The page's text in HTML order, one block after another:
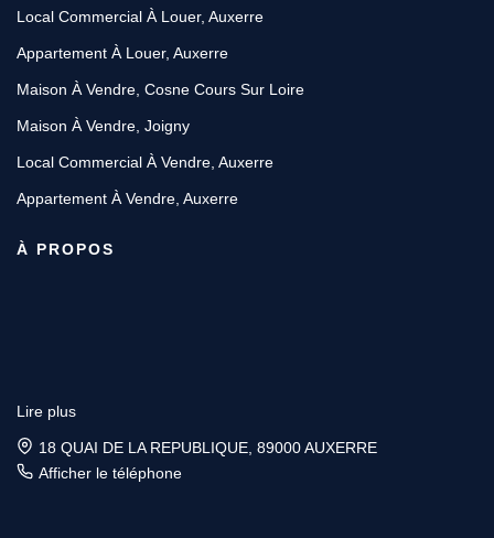
Local Commercial À Louer, Auxerre
Appartement À Louer, Auxerre
Maison À Vendre, Cosne Cours Sur Loire
Maison À Vendre, Joigny
Local Commercial À Vendre, Auxerre
Appartement À Vendre, Auxerre
À PROPOS
Lire plus
18 QUAI DE LA REPUBLIQUE, 89000 AUXERRE
Afficher le téléphone